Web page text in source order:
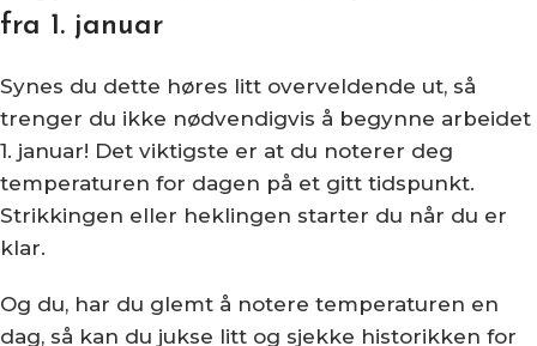
fra 1. januar
Synes du dette høres litt overveldende ut, så
trenger du ikke nødvendigvis å begynne arbeidet
1. januar! Det viktigste er at du noterer deg
temperaturen for dagen på et gitt tidspunkt.
Strikkingen eller heklingen starter du når du er
klar.
Og du, har du glemt å notere temperaturen en
dag, så kan du jukse litt og sjekke historikken for